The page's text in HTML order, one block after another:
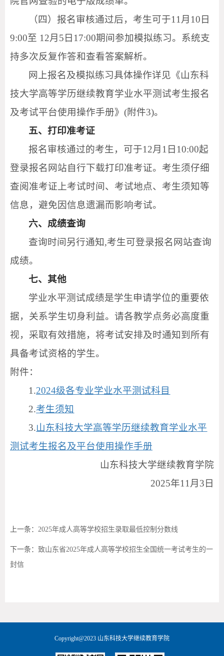
（四）报名审核通过后，考生可于11月10日
9:00至 12月5日17:00期间参加模拟练习。系统支
持多次反复作答和查看答案解析。
网上报名及模拟练习具体操作详见《山东科
技大学高等学历继续教育学业水平测试考生报名
及考试平台使用操作手册》(附件3)。
五、打印准考证
报名审核通过的考生，可于12月1日10:00起
登录报名网站自行下载打印准考证。考生须仔细
查阅准考证上考试时间、考试地点、考生须知等
信息，避免因信息遗漏而影响考试。
六、成绩查询
查询时间另行通知,考生可登录报名网站查询
成绩。
七、其他
学业水平测试成绩是学生申请学位的重要依
据，关系学生切身利益。请各教学点务必高度重
视，采取有效措施，将考试安排及时通知到所有
具备考试资格的学生。
附件：
1.2024级各专业学业水平测试科目
2.考生须知
3.山东科技大学高等学历继续教育学业水平
测试考生报名及平台使用操作手册
山东科技大学继续教育学院
2025年11月3日
上一条： 2025年成人高等学校招生录取最低控制分数线
下一条： 致山东省2025年成人高等学校招生全国统一考试考生的一
封信
Copyright@2023 山东科技大学继续教育学院